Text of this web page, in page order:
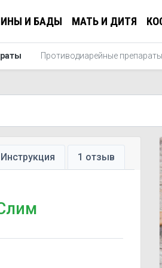
И БАДЫ МАТЬ И ДИТЯ
Противодиарейные препараты
Инструкция 1 отзыв